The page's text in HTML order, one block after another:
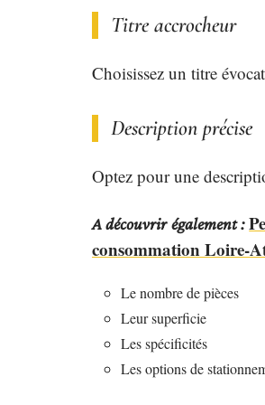
Titre accrocheur
Choisissez un titre
Description précise
Optez pour une
A découvrir également :
consommation Loire-
Le nombre de pièces
Leur superficie
Les spécificités
Les options de